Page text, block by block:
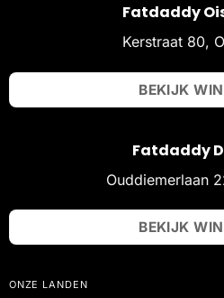
Fatdaddy
Kerstraat 80,
BEKIJK
Fatdaddy
Ouddiemerlaan
BEKIJK
ONZE LANDEN